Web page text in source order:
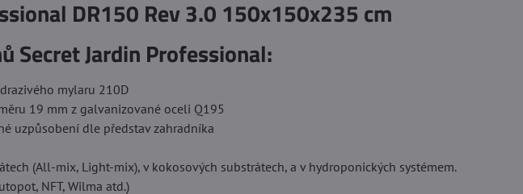
DR150 Rev 3.0 150x150x235 cm
Secret Jardin Professional:
mylaru 210D
19 mm z galvanizované oceli Q195
uzpůsobení dle představ zahradníka
(All-mix, Light-mix), v kokosových substrátech, a v hydroponických systémem.
NFT, Wilma atd.)